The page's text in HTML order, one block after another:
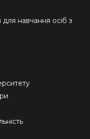
навчання осіб з